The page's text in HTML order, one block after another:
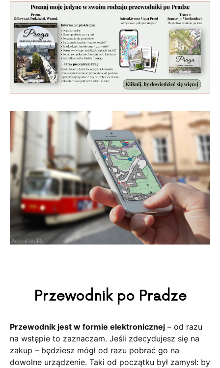
Przewodnik po Pradze
Przewodnik jest w formie elektronicznej – od razu
na wstępie to zaznaczam. Jeśli zdecydujesz się na
zakup – będziesz mógł od razu pobrać go na
dowolne urządzenie. Taki od początku był zamysł: by